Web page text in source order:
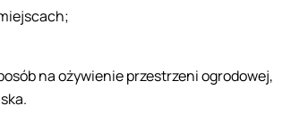
na ożywienie przestrzeni ogrodowej,